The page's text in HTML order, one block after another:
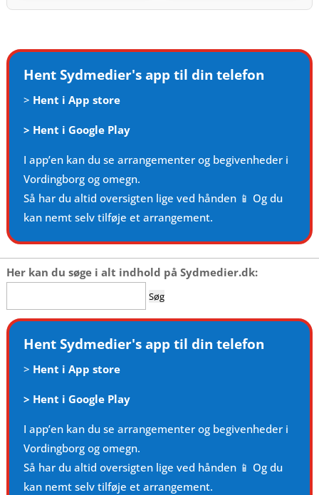
Hent Sydmedier's app til din telefon
> Hent i App store
> Hent i Google Play
I app’en kan du se arrangementer og begivenheder i
Vordingborg og omegn.
Så har du altid oversigten lige ved hånden 📱 Og du
kan nemt selv tilføje et arrangement.
Her kan du søge i alt indhold på Sydmedier.dk:
efter:
Hent Sydmedier's app til din telefon
> Hent i App store
> Hent i Google Play
I app’en kan du se arrangementer og begivenheder i
Vordingborg og omegn.
Så har du altid oversigten lige ved hånden 📱 Og du
kan nemt selv tilføje et arrangement.